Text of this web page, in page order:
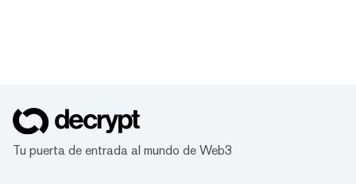
Tu puerta de entrada al mundo de Web3